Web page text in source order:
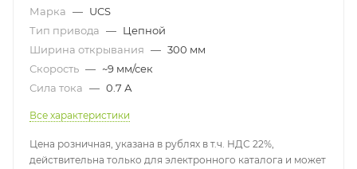
Марка — UCS
Тип привода — Цепной
Ширина открывания — 300 мм
Скорость — ~9 мм/сек
Сила тока — 0.7 А
Все характеристики
Цена розничная, указана в рублях в т.ч. НДС 22%,
действительна только для электронного каталога и может